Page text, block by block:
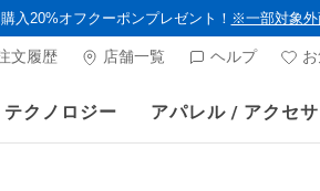
入20%オフクーポンプレゼント！ ※一部対象外
文履歴 店舗一覧 ヘルプ
テクノロジー アパレル / アクセサ